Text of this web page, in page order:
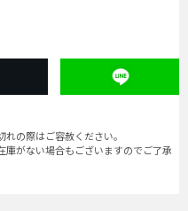
の際はご容赦ください。
がない場合もございますのでご了承